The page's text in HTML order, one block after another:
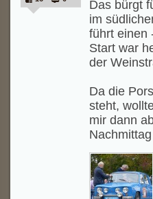
Das bürgt
im
führt einen
Start war
der
Da die
steht,
mir dann